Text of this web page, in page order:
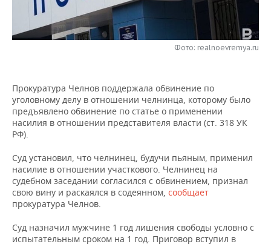
НЕФТЕХИМИЯ
НЕФТЬ
ЭНЕРГЕТИКА
РОЗНИЧНАЯ ТОРГОВЛЯ
НОВОСТИ ТЕХНОЛОГИЙ
ТЕЛЕКОММУНИКАЦИИ
МЕРОПРИЯТИЯ
БИЗНЕС-БРАНЧИ
ONLINE-КОНФЕРЕНЦИИ
ОТКРЫТАЯ ЛЕКЦИЯ
ФУТБОЛ
ХОККЕЙ
БАСКЕТБОЛ
ВОЛЕЙБОЛ
НОВОСТИ ОБЩЕСТВА
ВЛАСТЬ
ИНФРАСТРУКТУРА
ИСТОРИЯ
ФОТОГАЛЕРЕЯ
СЮЖЕТЫ
СПРАВОЧНИК
СПИСОК ПЕРСОН
ПОЛНАЯ ВЕРСИЯ
Фото: realnoevremya.ru
Прокуратура Челнов поддержала обвинение по
уголовному делу в отношении челнинца, которому было
предъявлено обвинение по статье о применении
насилия в отношении представителя власти (ст. 318 УК
РФ).
Суд установил, что челнинец, будучи пьяным, применил
насилие в отношении участкового. Челнинец на
судебном заседании согласился с обвинением, признал
свою вину и раскаялся в содеянном, сообщает
прокуратура Челнов.
Суд назначил мужчине 1 год лишения свободы условно с
испытательным сроком на 1 год. Приговор вступил в